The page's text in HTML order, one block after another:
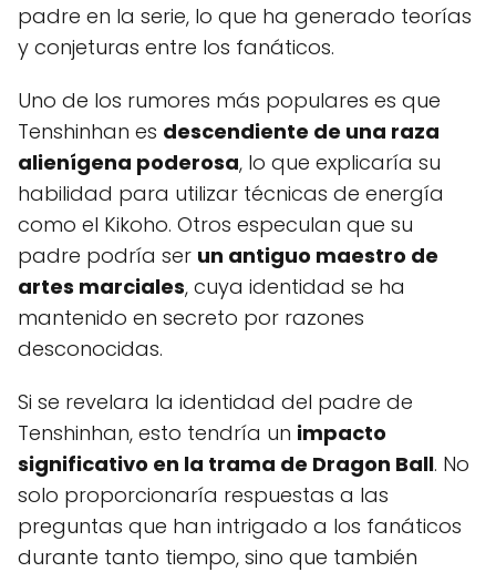
padre en la serie, lo que ha generado teorías
y conjeturas entre los fanáticos.
Uno de los rumores más populares es que
Tenshinhan es descendiente de una raza
alienígena poderosa, lo que explicaría su
habilidad para utilizar técnicas de energía
como el Kikoho. Otros especulan que su
padre podría ser un antiguo maestro de
artes marciales, cuya identidad se ha
mantenido en secreto por razones
desconocidas.
Si se revelara la identidad del padre de
Tenshinhan, esto tendría un impacto
significativo en la trama de Dragon Ball. No
solo proporcionaría respuestas a las
preguntas que han intrigado a los fanáticos
durante tanto tiempo, sino que también